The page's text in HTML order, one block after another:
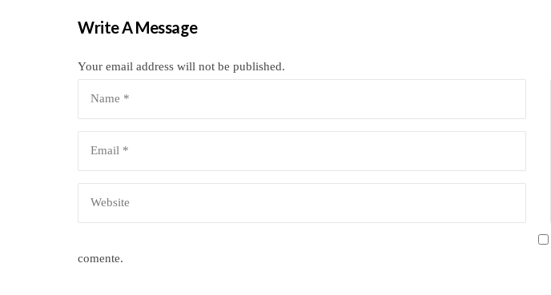
Write A Message
Your email address will not be published.
comente.